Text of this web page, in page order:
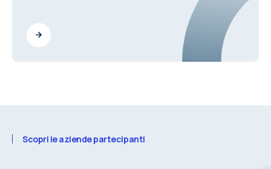
Scopri le aziende partecipanti